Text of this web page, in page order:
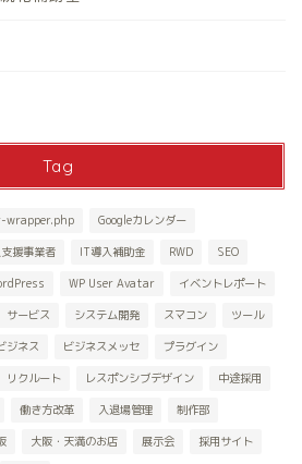
Tag
wrapper.php Googleカレンダー
援事業者 IT導入補助金 RWD SEO
WP User Avatar イベントレポート
サービス システム開発 スマコン ツール
ジネス ビジネスメッセ プラグイン
リクルート レスポンシブデザイン 中途採用
働き方改革 入退場管理 制作部
大阪・天満のお店 展示会 採用サイト